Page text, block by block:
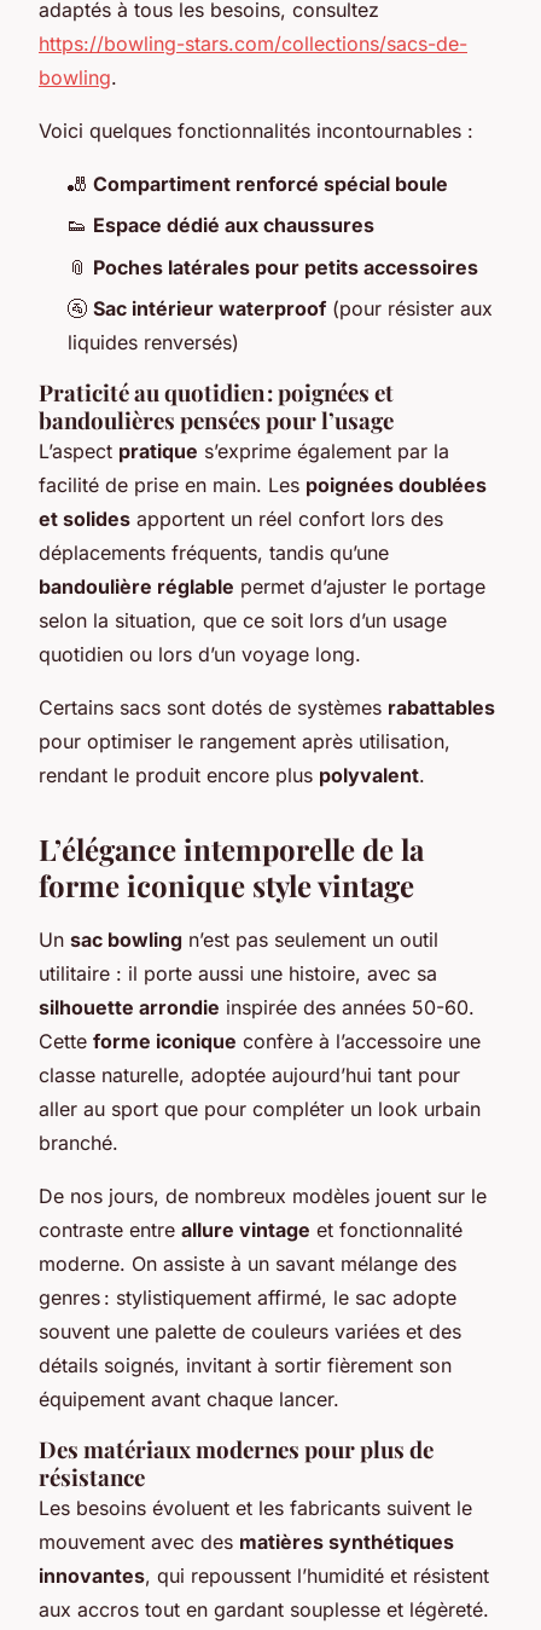
adaptés à tous les besoins, consultez
https://bowling-stars.com/collections/sacs-de-
bowling.
Voici quelques fonctionnalités incontournables :
🎳 Compartiment renforcé spécial boule
👟 Espace dédié aux chaussures
📎 Poches latérales pour petits accessoires
🚰 Sac intérieur waterproof(pour résister aux
liquides renversés)
Praticité au quotidien : poignées et
bandoulières pensées pour l’usage
L’aspect pratique s’exprime également par la
facilité de prise en main. Les poignées doublées
et solides apportent un réel confort lors des
déplacements fréquents, tandis qu’une
bandoulière réglable permet d’ajuster le portage
selon la situation, que ce soit lors d’un usage
quotidien ou lors d’un voyage long.
Certains sacs sont dotés de systèmes rabattables
pour optimiser le rangement après utilisation,
rendant le produit encore plus polyvalent.
L’élégance intemporelle de la
forme iconique style vintage
Un sac bowling n’est pas seulement un outil
utilitaire : il porte aussi une histoire, avec sa
silhouette arrondie inspirée des années 50-60.
Cette forme iconique confère à l’accessoire une
classe naturelle, adoptée aujourd’hui tant pour
aller au sport que pour compléter un look urbain
branché.
De nos jours, de nombreux modèles jouent sur le
contraste entre allure vintage et fonctionnalité
moderne. On assiste à un savant mélange des
genres : stylistiquement affirmé, le sac adopte
souvent une palette de couleurs variées et des
détails soignés, invitant à sortir fièrement son
équipement avant chaque lancer.
Des matériaux modernes pour plus de
résistance
Les besoins évoluent et les fabricants suivent le
mouvement avec des matières synthétiques
innovantes, qui repoussent l’humidité et résistent
aux accros tout en gardant souplesse et légèreté.